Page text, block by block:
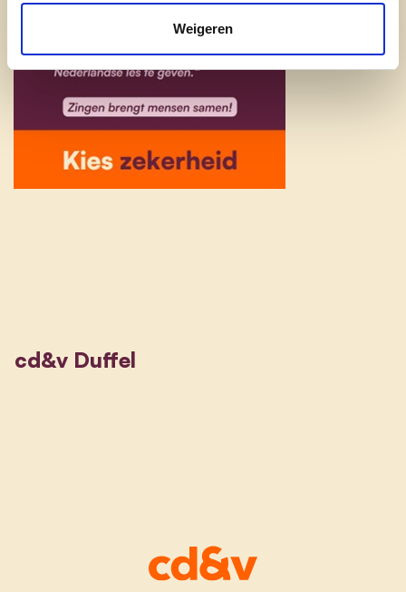
Weigeren
cd&v Duffel